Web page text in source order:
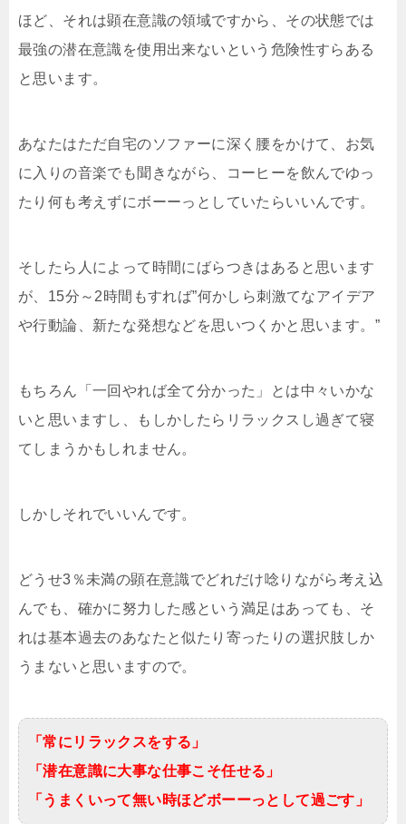
ほど、それは顕在意識の領域ですから、その状態では
最強の潜在意識を使用出来ないという危険性すらある
と思います。
あなたはただ自宅のソファーに深く腰をかけて、お気
に入りの音楽でも聞きながら、コーヒーを飲んでゆっ
たり何も考えずにボーーっとしていたらいいんです。
そしたら人によって時間にばらつきはあると思います
が、15分～2時間もすれば”何かしら刺激てなアイデア
や行動論、新たな発想などを思いつくかと思います。”
もちろん「一回やれば全て分かった」とは中々いかな
いと思いますし、もしかしたらリラックスし過ぎて寝
てしまうかもしれません。
しかしそれでいいんです。
どうせ3％未満の顕在意識でどれだけ唸りながら考え込
んでも、確かに努力した感という満足はあっても、そ
れは基本過去のあなたと似たり寄ったりの選択肢しか
うまないと思いますので。
「常にリラックスをする」
「潜在意識に大事な仕事こそ任せる」
「うまくいって無い時ほどボーーっとして過ごす」